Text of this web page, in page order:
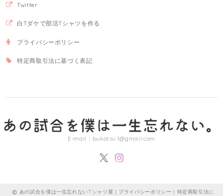
Twitter
白Tダケで部活Tシャツを作る
プライバシーポリシー
特定商取引法に基づく表記
E-mail： bukatsu.t@gmail.com
あの試合を僕は一生忘れないTシャツ屋 | プライバシーポリシー | 特定商取引法に